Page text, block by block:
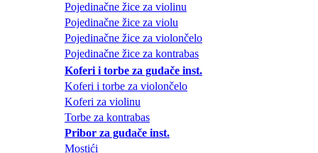
Pojedinačne žice za violinu
Pojedinačne žice za violu
Pojedinačne žice za violončelo
Pojedinačne žice za kontrabas
Koferi i torbe za gudače inst.
Koferi i torbe za violončelo
Koferi za violinu
Torbe za kontrabas
Pribor za gudače inst.
Mostići